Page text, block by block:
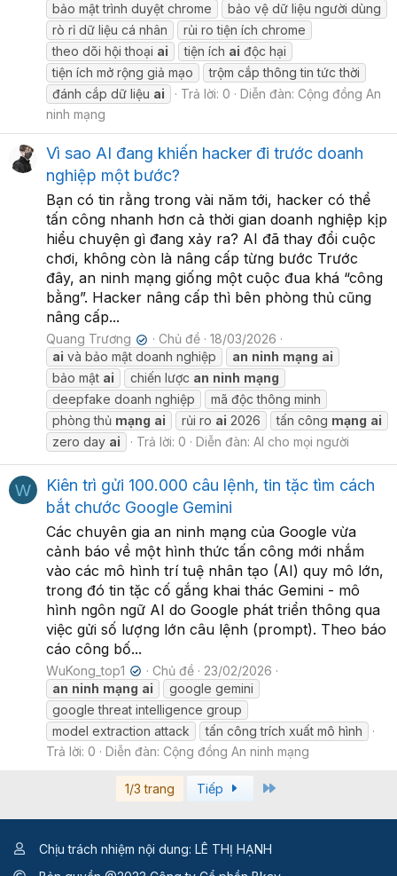
bảo mật trình duyệt chrome
bảo vệ dữ liệu người dùng
rò rỉ dữ liệu cá nhân
rủi ro tiện ích chrome
theo dõi hội thoại ai tiện ích ai độc hại
tiện ích mở rộng giả mạo
trộm cắp thông tin tức thời
đánh cắp dữ liệu ai Trả lời: 0 Diễn đàn: Cộng đồng An
ninh mạng
Vì sao AI đang khiến hacker đi trước doanh
nghiệp một bước?
Bạn có tin rằng trong vài năm tới, hacker có thể
tấn công nhanh hơn cả thời gian doanh nghiệp kịp
hiểu chuyện gì đang xảy ra? AI đã thay đổi cuộc
chơi, không còn là nâng cấp từng bước Trước
đây, an ninh mạng giống một cuộc đua khá “công
bằng”. Hacker nâng cấp thì bên phòng thủ cũng
nâng cấp...
Quang Trương ✔ Chủ đề
18/03/2026
ai và bảo mật doanh nghiệp an ninh mạng ai
bảo mật ai chiến lược an ninh mạng
deepfake doanh nghiệp
mã độc thông minh
phòng thủ mạng ai rủi ro ai 2026 tấn công mạng ai
zero day ai Trả lời: 0 Diễn đàn: AI cho mọi người
W
Kiên trì gửi 100.000 câu lệnh, tin tặc tìm cách
bắt chước Google Gemini
Các chuyên gia an ninh mạng của Google vừa
cảnh báo về một hình thức tấn công mới nhắm
vào các mô hình trí tuệ nhân tạo (AI) quy mô lớn,
trong đó tin tặc cố gắng khai thác Gemini - mô
hình ngôn ngữ AI do Google phát triển thông qua
việc gửi số lượng lớn câu lệnh (prompt). Theo báo
cáo công bố...
WuKong_top1 ✔ Chủ đề
23/02/2026
an ninh mạng ai
google gemini
google threat intelligence group
model extraction attack
tấn công trích xuất mô hình
Trả lời: 0
Diễn đàn: Cộng đồng An ninh mạng
1/3 trang Tiếp
Chịu trách nhiệm nội dung: LÊ THỊ HẠNH